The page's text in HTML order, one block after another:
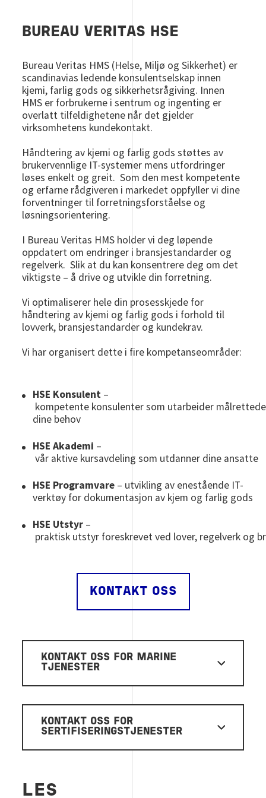
BUREAU VERITAS HSE
Bureau Veritas HMS (Helse, Miljø og Sikkerhet) er
scandinavias ledende konsulentselskap innen
kjemi, farlig gods og sikkerhetsrågiving. Innen
HMS er forbrukerne i sentrum og ingenting er
overlatt tilfeldighetene når det gjelder
virksomhetens kundekontakt.
Håndtering av kjemi og farlig gods støttes av
brukervennlige IT-systemer mens utfordringer
løses enkelt og greit. Som den mest kompetente
og erfarne rådgiveren i markedet oppfyller vi dine
forventninger til forretningsforståelse og
løsningsorientering.
I Bureau Veritas HMS holder vi deg løpende
oppdatert om endringer i bransjestandarder og
regelverk. Slik at du kan konsentrere deg om det
viktigste – å drive og utvikle din forretning.
Vi optimaliserer hele din prosesskjede for
håndtering av kjemi og farlig gods i forhold til
lovverk, bransjestandarder og kundekrav.
Vi har organisert dette i fire kompetanseområder:
HSE Konsulent –
kompetente konsulenter som utarbeider
dine behov
HSE Akademi –
vår aktive kursavdeling som utdanner dine ansatte
HSE Programvare – utvikling av enestående IT-
verktøy for dokumentasjon av kjem og farlig gods
HSE Utstyr –
praktisk utstyr foreskrevet ved lover, regelverk og
KONTAKT OSS
KONTAKT OSS FOR MARINE
TJENESTER
KONTAKT OSS FOR
SERTIFISERINGSTJENESTER
LES